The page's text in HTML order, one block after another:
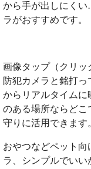
から手が出しにく
ラがおすすめです。
画像タップ（クリッ
防犯カメラと銘打
からリアルタイム
のある場所ならどこ
守りに活用できます
おやつなどペット向
ラ、シンプルでい